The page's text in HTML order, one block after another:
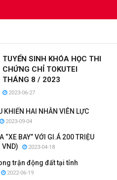
TUYỂN SINH KHÓA HỌC THI
CHỨNG CHỈ TOKUTEI
THÁNG 8 / 2023
2023-06-27
KHIẾN HAI NHÂN VIÊN LỰC
2023-09-04
“XE BAY” VỚI GI.Á 200 TRIỆU
VND)
2023-04-18
trận động đất tại tỉnh
2022-06-19